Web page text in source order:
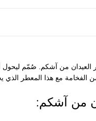
من آشكم. صُمّم ليحول أي
مع هذا المعطر الذي
من آشكم: